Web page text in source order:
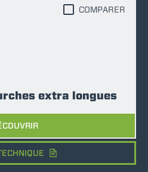
extra longues
COMPARER